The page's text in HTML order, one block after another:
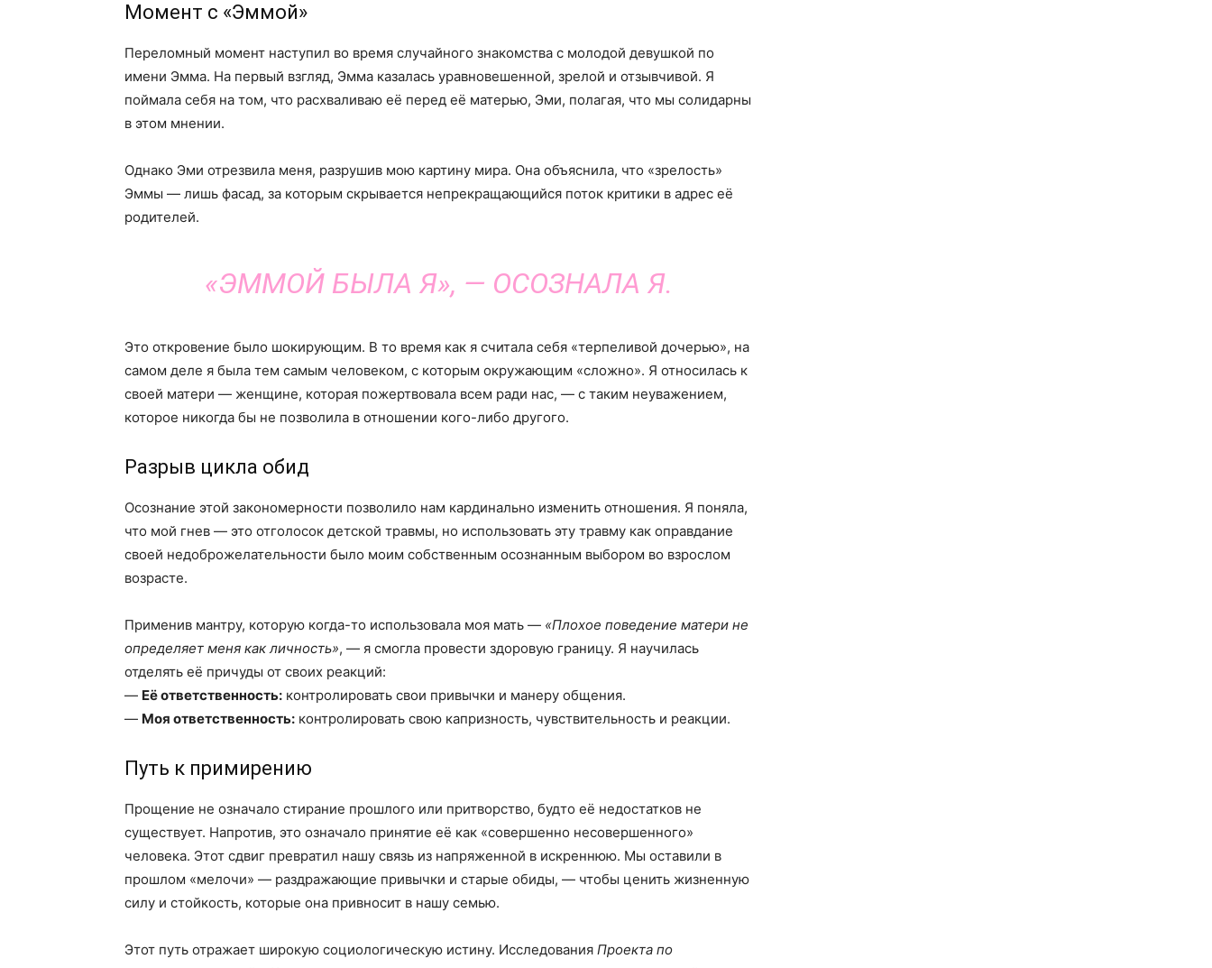
Момент с «Эммой»
Переломный момент наступил во время случайного знакомства с молодой девушкой по
имени Эмма. На первый взгляд, Эмма казалась уравновешенной, зрелой и отзывчивой. Я
поймала себя на том, что расхваливаю её перед её матерью, Эми, полагая, что мы солидарны
в этом мнении.
Однако Эми отрезвила меня, разрушив мою картину мира. Она объяснила, что «зрелость»
Эммы — лишь фасад, за которым скрывается непрекращающийся поток критики в адрес её
родителей.
«ЭММОЙ БЫЛА Я», — ОСОЗНАЛА Я.
Это откровение было шокирующим. В то время как я считала себя «терпеливой дочерью», на
самом деле я была тем самым человеком, с которым окружающим «сложно». Я относилась к
своей матери — женщине, которая пожертвовала всем ради нас, — с таким неуважением,
которое никогда бы не позволила в отношении кого-либо другого.
Разрыв цикла обид
Осознание этой закономерности позволило нам кардинально изменить отношения. Я поняла,
что мой гнев — это отголосок детской травмы, но использовать эту травму как оправдание
своей недоброжелательности было моим собственным осознанным выбором во взрослом
возрасте.
Применив мантру, которую когда-то использовала моя мать — «Плохое поведение матери не
определяет меня как личность», — я смогла провести здоровую границу. Я научилась
отделять её причуды от своих реакций:
— Её ответственность: контролировать свои привычки и манеру общения.
— Моя ответственность: контролировать свою капризность, чувствительность и реакции.
Путь к примирению
Прощение не означало стирание прошлого или притворство, будто её недостатков не
существует. Напротив, это означало принятие её как «совершенно несовершенного»
человека. Этот сдвиг превратил нашу связь из напряженной в искреннюю. Мы оставили в
прошлом «мелочи» — раздражающие привычки и старые обиды, — чтобы ценить жизненную
силу и стойкость, которые она привносит в нашу семью.
Этот путь отражает широкую социологическую истину. Исследования Проекта по